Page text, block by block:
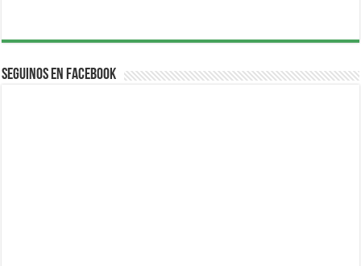
Seguinos en Facebook